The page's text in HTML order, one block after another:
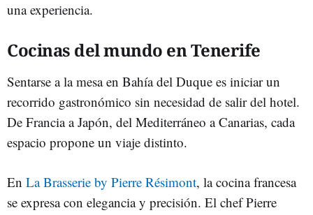
una experiencia.
Cocinas del mundo en Tenerife
Sentarse a la mesa en Bahía del Duque es iniciar un
recorrido gastronómico sin necesidad de salir del hotel.
De Francia a Japón, del Mediterráneo a Canarias, cada
espacio propone un viaje distinto.
En La Brasserie by Pierre Résimont, la cocina francesa
se expresa con elegancia y precisión. El chef Pierre